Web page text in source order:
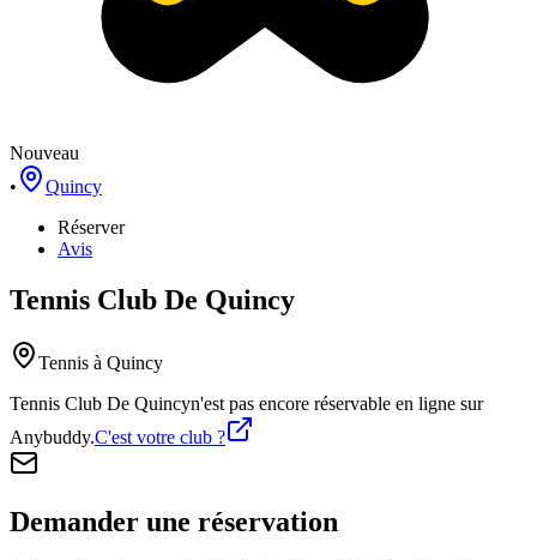
Nouveau
•
Quincy
Réserver
Avis
Tennis Club De Quincy
Tennis à Quincy
Tennis Club De Quincyn'est pas encore réservable en ligne sur
Anybuddy.C'est votre club ?
Demander une réservation